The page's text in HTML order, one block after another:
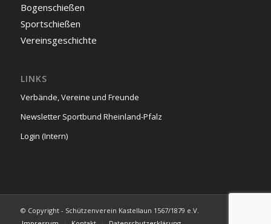
Bogenschießen
Sportschießen
Vereinsgeschichte
LINKS
Verbände, Vereine und Freunde
Newsletter Sportbund Rheinland-Pfalz
Login (Intern)
© Copyright - Schützenverein Kastellaun 1567/1879 e.V.